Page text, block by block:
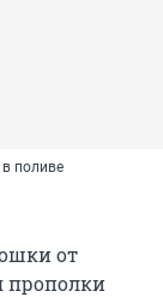
поливе
от
прополки